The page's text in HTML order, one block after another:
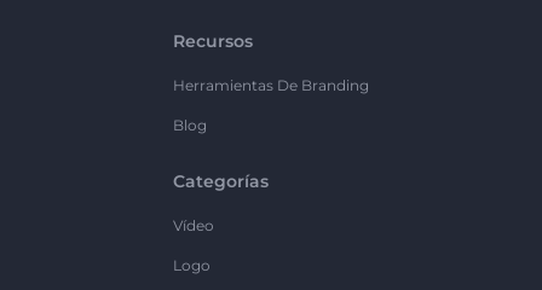
Recursos
Herramientas De Branding
Blog
Categorías
Vídeo
Logo